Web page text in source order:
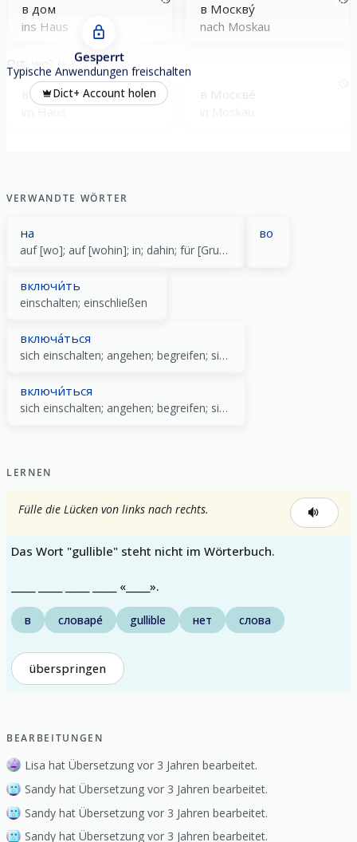
в дом
ins Haus
в Москву́
nach Moskau
Ort: wo? (Lage, Präp.)
в домé
Gesperrt
Typische Anwendungen freischalten
Dict+ Account holen
VERWANDTE WÖRTER
на
auf [wo]; auf [wohin]; in; dahin; für [Grund]; für [wann]; für [Dauer]
во
включи́ть
einschalten; einschließen
включа́ться
sich einschalten; angehen; begreifen; sich anschliessen
включи́ться
sich einschalten; angehen; begreifen; sich anschließen
LERNEN
Fülle die Lücken von links nach rechts.
Das Wort "gullible" steht nicht im Wörterbuch.
_____ _____ _____ _____ «_____».
в словаре́ gullible нет слова
überspringen
BEARBEITUNGEN
Lisa hat Übersetzung vor 3 Jahren bearbeitet.
Sandy hat Übersetzung vor 3 Jahren bearbeitet.
Sandy hat Übersetzung vor 3 Jahren bearbeitet.
Sandy hat Übersetzung vor 3 Jahren bearbeitet.